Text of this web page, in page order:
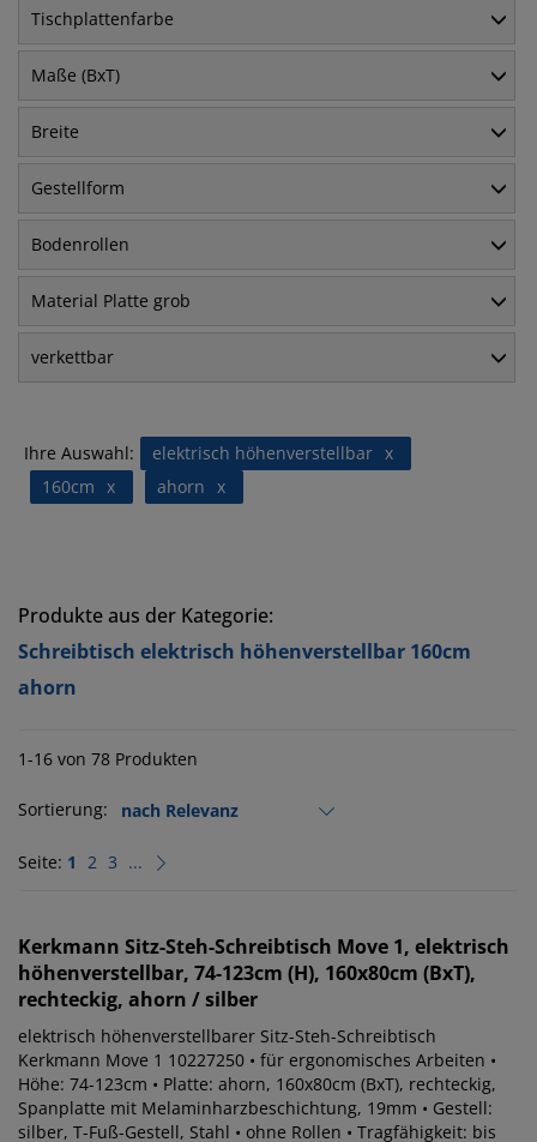
Tischplattenfarbe
Maße (BxT)
Breite
Gestellform
Bodenrollen
Material Platte grob
verkettbar
Ihre Auswahl: x
elektrisch höhenverstellbar
x
160cm x
ahorn
Produkte aus der Kategorie:
Schreibtisch elektrisch höhenverstellbar 160cm
ahorn
1-16 von 78 Produkten
Sortierung:
Seite: 1 2 3 ...
Kerkmann Sitz-Steh-Schreibtisch Move 1, elektrisch
höhenverstellbar, 74-123cm (H), 160x80cm (BxT),
rechteckig, ahorn / silber
elektrisch höhenverstellbarer Sitz-Steh-Schreibtisch
Kerkmann Move 1 10227250 • für ergonomisches Arbeiten •
Höhe: 74-123cm • Platte: ahorn, 160x80cm (BxT), rechteckig,
Spanplatte mit Melaminharzbeschichtung, 19mm • Gestell:
silber, T-Fuß-Gestell, Stahl • ohne Rollen • Tragfähigkeit: bis